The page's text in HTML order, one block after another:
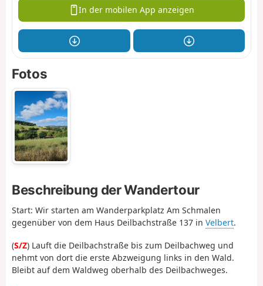
In der mobilen App anzeigen
Fotos
Beschreibung der Wandertour
Start: Wir starten am Wanderparkplatz Am Schmalen
gegenüber von dem Haus Deilbachstraße 137 in Velbert.
(S/Z) Lauft die Deilbachstraße bis zum Deilbachweg und
nehmt von dort die erste Abzweigung links in den Wald.
Bleibt auf dem Waldweg oberhalb des Deilbachweges.